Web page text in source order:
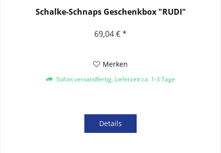
Schalke-Schnaps Geschenkbox "RUDI"
69,04 € *
Merken
Sofort versandfertig, Lieferzeit ca. 1-3 Tage
Details